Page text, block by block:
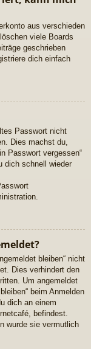
aus verschieden
viele Boards
geschrieben
dich einfach
Passwort nicht
Dies machst du,
Passwort vergessen“
dich schnell wieder
bleiben“ nicht
Dies verhindert den
Um angemeldet
beim Anmelden
dich an einem
befindest.
wurde sie vermutlich